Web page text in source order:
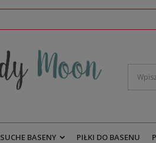
SUCHE BASENY PIŁKI DO BASENU